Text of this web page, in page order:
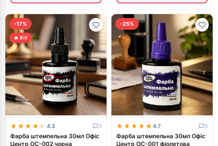
-17%
🔥 Хіт
★★★★★
★★★★★ 4.3 3
Фарба штемпельна 30мл Офіс
Центр ОС-002 чорна
-25%
★★★★★
★★★★★ 4.7 3
Фарба штемпельна 30мл Офіс
Центр ОС-001 фіолетова